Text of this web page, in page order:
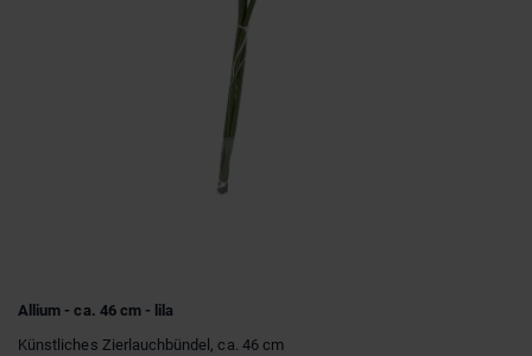
Allium - ca. 46 cm - lila
Künstliches Zierlauchbündel, ca. 46 cm